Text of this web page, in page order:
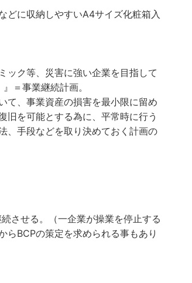
どに収納しやすいA4サイズ化粧箱入
ック等、災害に強い企業を目指して
＝事業継続計画。
て、事業資産の損害を最小限に留め
旧を可能とする為に、平常時に行う
、手段などを取り決めておく計画の
させる。（一企業が操業を停止する
らBCPの策定を求められる事もあり